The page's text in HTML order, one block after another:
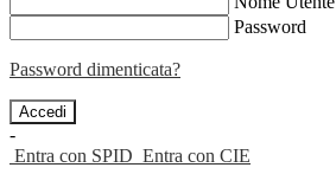
Password
Password dimenticata?
-
Entra con SPID Entra con CIE